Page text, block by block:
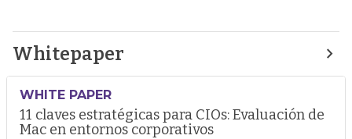
Whitepaper
WHITE PAPER
11 claves estratégicas para CIOs: Evaluación de
Mac en entornos corporativos